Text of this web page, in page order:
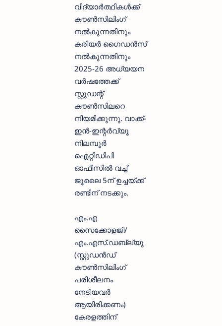
വിദ്യാര്‍ത്ഥികള്‍ക്ക്
കൗണ്‍സിലിംഗ്
നല്‍കുന്നതിനും
കരിയര്‍ ഗൈഡന്‍സ്
നല്‍കുന്നതിനും
2025-26 അധ്യയന
വര്‍ഷത്തേക്ക്
സ്റ്റുഡന്റ്
കൗണ്‍സിലറെ
നിയമിക്കുന്നു. വാക്ക്-
ഇന്‍-ഇന്റര്‍വ്യൂ
നിലമ്പൂര്‍
ഐറ്റിഡിപി
ഓഫീസില്‍ വച്ച്
ജൂലൈ 5ന് ഉച്ചയ്ക്ക്
രണ്ടിന് നടക്കും.
എം.എ
സൈക്കോളജി/
എം.എസ്.ഡബ്ല്യു
(സ്റ്റുഡന്‍ഡ്
കൗണ്‍സിലിംഗ്
പരിശീലനം
നേടിയവര്‍
ആയിരിക്കണം)
കേരളത്തിന്